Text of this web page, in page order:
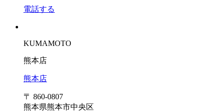
電話する
KUMAMOTO
熊本店
熊本店
〒 860-0807
熊本県熊本市中央区